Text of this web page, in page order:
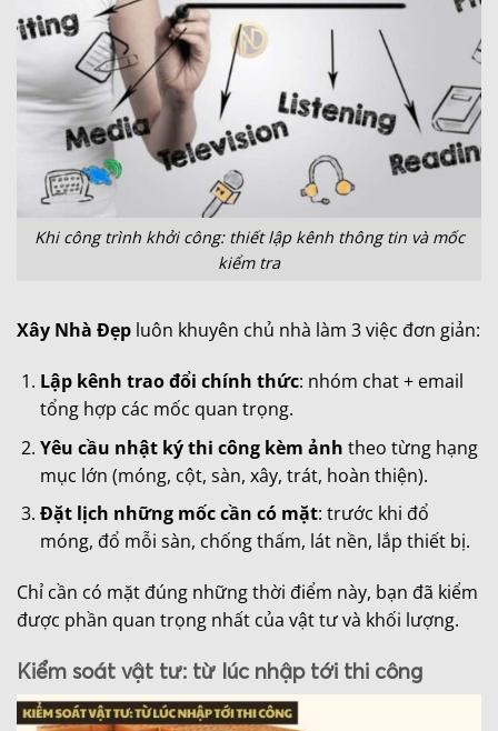
Khi công trình khởi công: thiết lập kênh thông tin và mốc
kiểm tra
Xây Nhà Đẹp luôn khuyên chủ nhà làm 3 việc đơn giản:
Lập kênh trao đổi chính thức: nhóm chat + email
tổng hợp các mốc quan trọng.
Yêu cầu nhật ký thi công kèm ảnh theo từng hạng
mục lớn (móng, cột, sàn, xây, trát, hoàn thiện).
Đặt lịch những mốc cần có mặt: trước khi đổ
móng, đổ mỗi sàn, chống thấm, lát nền, lắp thiết bị.
Chỉ cần có mặt đúng những thời điểm này, bạn đã kiểm
được phần quan trọng nhất của vật tư và khối lượng.
Kiểm soát vật tư: từ lúc nhập tới thi công